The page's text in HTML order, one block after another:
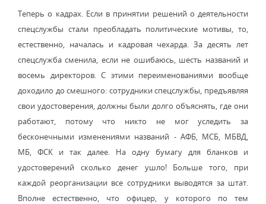
Теперь о кадрах. Если в принятии решений о деятельности
спецслужбы стали преобладать политические мотивы, то,
естественно, началась и кадровая чехарда. За десять лет
спецслужба сменила, если не ошибаюсь, шесть названий и
восемь директоров. С этими переименованиями вообще
доходило до смешного: сотрудники спецслужбы, предъявляя
свои удостоверения, должны были долго объяснять, где они
работают, потому что никто не мог уследить за
бесконечными изменениями названий - АФБ, МСБ, МБВД,
МБ, ФСК и так далее. На одну бумагу для бланков и
удостоверений сколько денег ушло! Больше того, при
каждой реорганизации все сотрудники выводятся за штат.
Вполне естественно, что офицер, у которого по тем